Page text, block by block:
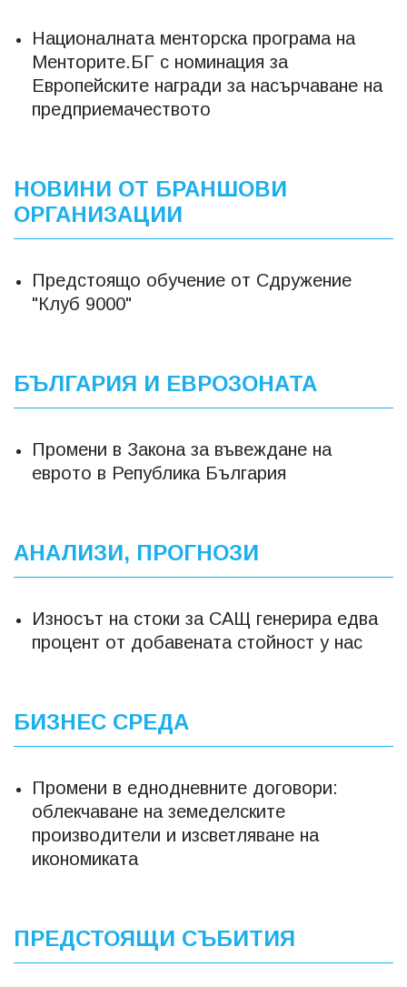
Националната менторска програма на
Менторите.БГ с номинация за
Европейските награди за насърчаване на
предприемачеството
НОВИНИ ОТ БРАНШОВИ
ОРГАНИЗАЦИИ
Предстоящо обучение от Сдружение
"Клуб 9000"
БЪЛГАРИЯ И ЕВРОЗОНАТА
Промени в Закона за въвеждане на
еврото в Република България
АНАЛИЗИ, ПРОГНОЗИ
Износът на стоки за САЩ генерира едва
процент от добавената стойност у нас
БИЗНЕС СРЕДА
Промени в еднодневните договори:
облекчаване на земеделските
производители и изсветляване на
икономиката
ПРЕДСТОЯЩИ СЪБИТИЯ